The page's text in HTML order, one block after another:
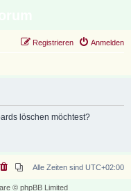
Anmelden
Registrieren
löschen möchtest?
Alle Zeiten sind UTC+02:00
© phpBB Limited